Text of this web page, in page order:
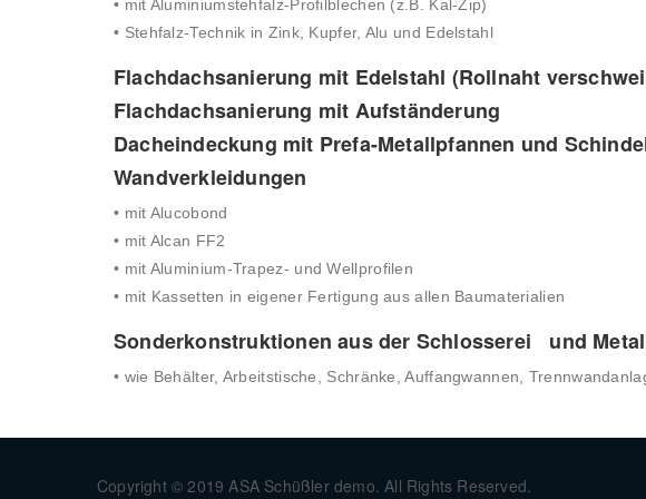
• mit Aluminiumstehfalz-Profilblechen (z.B. Kal-Zip)
• Stehfalz-Technik in Zink, Kupfer, Alu und Edelstahl
Flachdachsanierung mit Edelstahl (Rollnaht
Flachdachsanierung mit Aufständerung
Dacheindeckung mit Prefa-Metallpfannen und
Wandverkleidungen
• mit Alucobond
• mit Alcan FF2
• mit Aluminium-Trapez- und Wellprofilen
• mit Kassetten in eigener Fertigung aus allen Baumaterialien
Sonderkonstruktionen aus der Schlosserei und
• wie Behälter, Arbeitstische, Schränke, Auffangwannen,
Copyright © 2019 ASA Schüßler demo. All Rights Reserved.